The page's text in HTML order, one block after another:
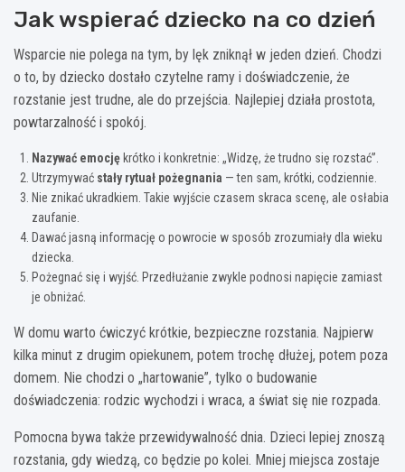
Jak wspierać dziecko na co dzień
Wsparcie nie polega na tym, by lęk zniknął w jeden dzień. Chodzi
o to, by dziecko dostało czytelne ramy i doświadczenie, że
rozstanie jest trudne, ale do przejścia. Najlepiej działa prostota,
powtarzalność i spokój.
Nazywać emocję krótko i konkretnie: „Widzę, że trudno się rozstać”.
Utrzymywać stały rytuał pożegnania — ten sam, krótki, codziennie.
Nie znikać ukradkiem. Takie wyjście czasem skraca scenę, ale osłabia
zaufanie.
Dawać jasną informację o powrocie w sposób zrozumiały dla wieku
dziecka.
Pożegnać się i wyjść. Przedłużanie zwykle podnosi napięcie zamiast
je obniżać.
W domu warto ćwiczyć krótkie, bezpieczne rozstania. Najpierw
kilka minut z drugim opiekunem, potem trochę dłużej, potem poza
domem. Nie chodzi o „hartowanie”, tylko o budowanie
doświadczenia: rodzic wychodzi i wraca, a świat się nie rozpada.
Pomocna bywa także przewidywalność dnia. Dzieci lepiej znoszą
rozstania, gdy wiedzą, co będzie po kolei. Mniej miejsca zostaje